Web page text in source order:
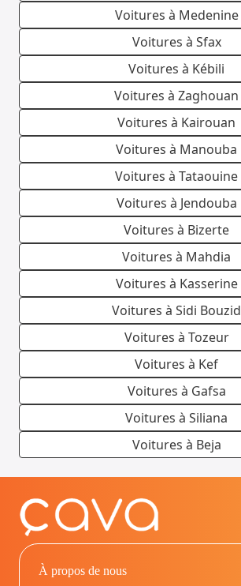
Voitures à Medenine
Voitures à Sfax
Voitures à Kébili
Voitures à Zaghouan
Voitures à Kairouan
Voitures à Manouba
Voitures à Tataouine
Voitures à Jendouba
Voitures à Bizerte
Voitures à Mahdia
Voitures à Kasserine
Voitures à Sidi Bouzid
Voitures à Tozeur
Voitures à Kef
Voitures à Gafsa
Voitures à Siliana
Voitures à Beja
À propos de nous